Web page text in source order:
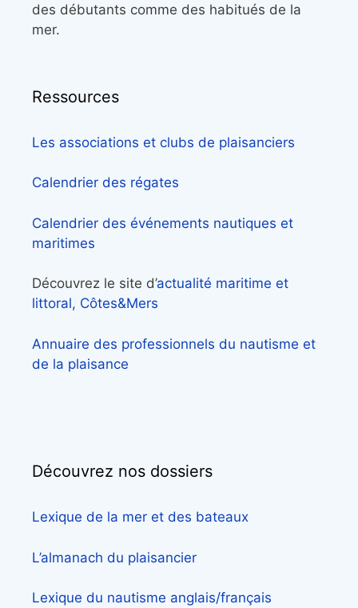
des débutants comme des habitués de la
mer.
Ressources
Les associations et clubs de plaisanciers
Calendrier des régates
Calendrier des événements nautiques et
maritimes
Découvrez le site d’actualité maritime et
littoral, Côtes&Mers
Annuaire des professionnels du nautisme et
de la plaisance
Découvrez nos dossiers
Lexique de la mer et des bateaux
L’almanach du plaisancier
Lexique du nautisme anglais/français